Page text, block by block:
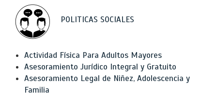
POLITICAS SOCIALES
Actividad Física Para Adultos Mayores
Asesoramiento Jurídico Integral y Gratuito
Asesoramiento Legal de Niñez, Adolescencia y
Familia